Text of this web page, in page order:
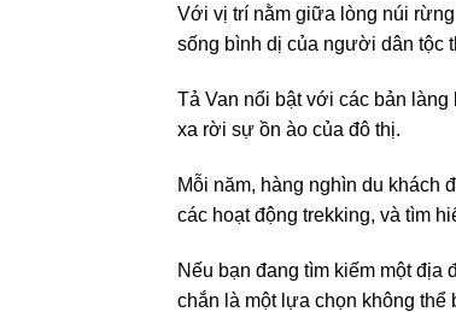
Với vị trí nằm giữa lòng núi
sống bình dị của người dân tộc
Tả Van nổi bật với các bản làng
xa rời sự ồn ào của đô thị.
Mỗi năm, hàng nghìn du khách
các hoạt động trekking, và tìm
Nếu bạn đang tìm kiếm một địa
chắn là một lựa chọn không thể